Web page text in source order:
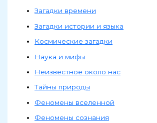
Загадки времени
Загадки истории и языка
Космические загадки
Наука и мифы
Неизвестное около нас
Тайны природы
Феномены вселенной
Феномены сознания